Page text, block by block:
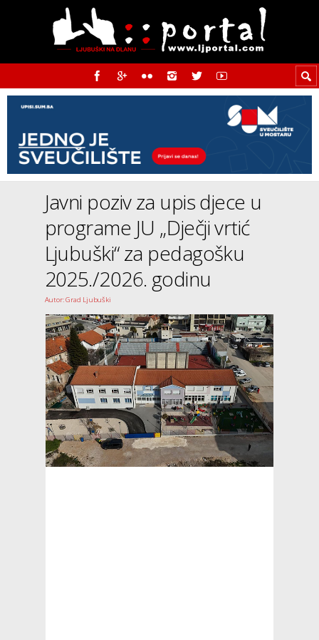
Javni poziv za upis djece u
programe JU „Dječji vrtić
Ljubuški“ za pedagošku
2025./2026. godinu
Autor: Grad Ljubuški